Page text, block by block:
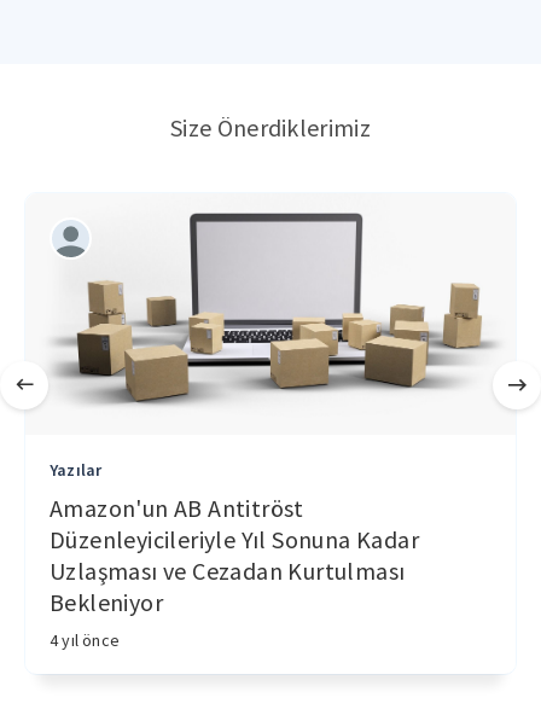
Size Önerdiklerimiz
Yazılar
Amazon'un AB Antitröst
Düzenleyicileriyle Yıl Sonuna Kadar
Uzlaşması ve Cezadan Kurtulması
Bekleniyor
4 yıl önce